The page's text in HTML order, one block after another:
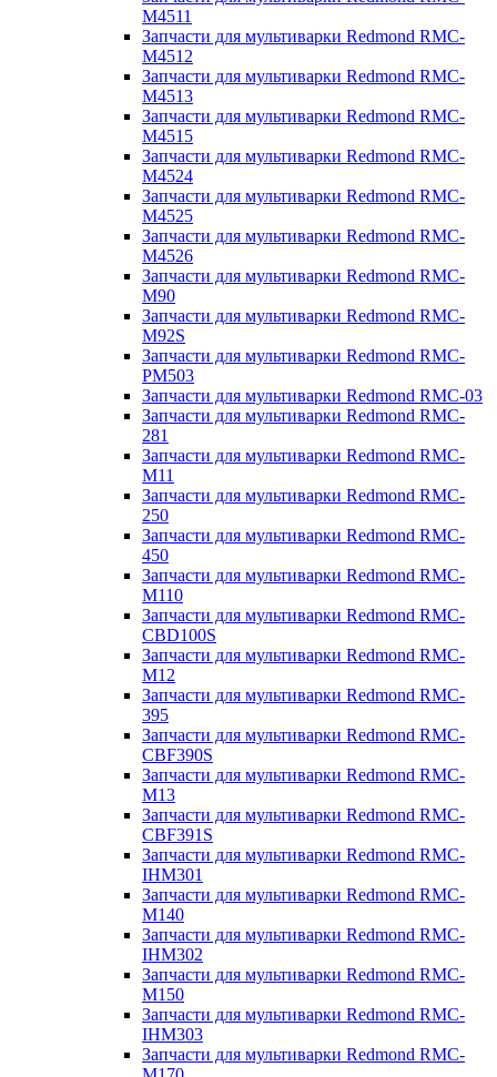
M4511
Запчасти для мультиварки Redmond RMC-
M4512
Запчасти для мультиварки Redmond RMC-
M4513
Запчасти для мультиварки Redmond RMC-
M4515
Запчасти для мультиварки Redmond RMC-
M4524
Запчасти для мультиварки Redmond RMC-
M4525
Запчасти для мультиварки Redmond RMC-
M4526
Запчасти для мультиварки Redmond RMC-
M90
Запчасти для мультиварки Redmond RMC-
M92S
Запчасти для мультиварки Redmond RMC-
PM503
Запчасти для мультиварки Redmond RMC-03
Запчасти для мультиварки Redmond RMC-
281
Запчасти для мультиварки Redmond RMC-
M11
Запчасти для мультиварки Redmond RMC-
250
Запчасти для мультиварки Redmond RMC-
450
Запчасти для мультиварки Redmond RMC-
M110
Запчасти для мультиварки Redmond RMC-
CBD100S
Запчасти для мультиварки Redmond RMC-
M12
Запчасти для мультиварки Redmond RMC-
395
Запчасти для мультиварки Redmond RMC-
CBF390S
Запчасти для мультиварки Redmond RMC-
M13
Запчасти для мультиварки Redmond RMC-
CBF391S
Запчасти для мультиварки Redmond RMC-
IHM301
Запчасти для мультиварки Redmond RMC-
M140
Запчасти для мультиварки Redmond RMC-
IHM302
Запчасти для мультиварки Redmond RMC-
M150
Запчасти для мультиварки Redmond RMC-
IHM303
Запчасти для мультиварки Redmond RMC-